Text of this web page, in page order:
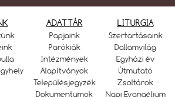
ADATTÁR
Papjaink
Parókiák
Intézmények
Alapítványok
Településjegyzék
Dokumentumok
LITURGIA
Szertartásaink
Dallamvilág
Egyházi év
Útmutató
Zsoltárok
Napi Evangélium